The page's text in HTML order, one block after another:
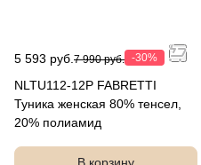
5 593 руб. 7 990 руб. -30%
NLTU112-12P FABRETTI
Туника женская 80% тенсел,
20% полиамид